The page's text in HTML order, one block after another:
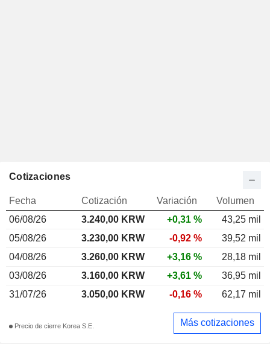
Cotizaciones
Fecha Cotización Variación
Volumen
06/08/26
3.240,00 KRW +0,31 %
43,25 mil
05/08/26
3.230,00 KRW -0,92 %
39,52 mil
04/08/26
3.260,00 KRW +3,16 %
28,18 mil
03/08/26
3.160,00 KRW +3,61 %
36,95 mil
31/07/26
3.050,00 KRW -0,16 % 62,17 mil
Precio de cierre Korea S.E. Más cotizaciones